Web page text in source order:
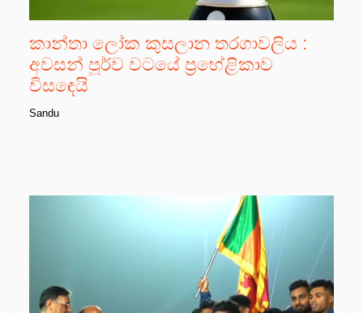
කාන්තා ලෝක කුසලාන තරගාවලිය :
අවසන් පූර්ව වටයේ ප්‍රහේළිකාව
විසඳෙයි
Sandu